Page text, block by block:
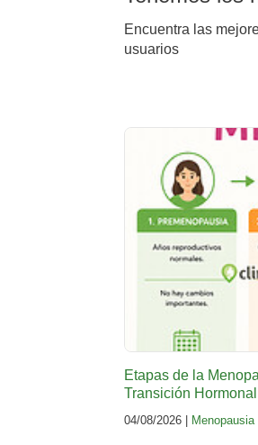
Encuentra las
usuarios
Etapas de la
Transición Hormonal
04/08/2026 | Menopausia